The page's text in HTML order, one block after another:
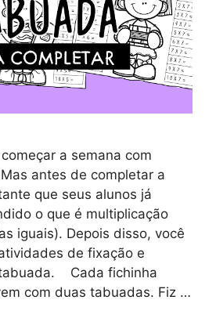
a semana com
antes de completar a
que seus alunos já
o que é multiplicação
iguais). Depois disso, você
de fixação e
Cada fichinha
com duas tabuadas. Fiz …